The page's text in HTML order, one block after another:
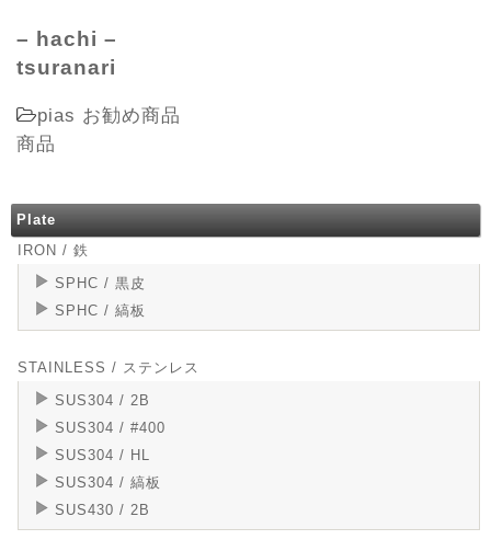
– hachi –
tsuranari
pias お勧め商品
商品
Plate
IRON / 鉄
SPHC / 黒皮
SPHC / 縞板
STAINLESS / ステンレス
SUS304 / 2B
SUS304 / #400
SUS304 / HL
SUS304 / 縞板
SUS430 / 2B